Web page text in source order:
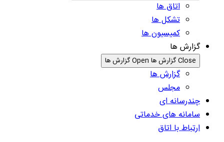
اتاق ها
تشکل ها
کمیسیون ها
گزارش ها
Close گزارش ها Open گزارش ها
گزارش ها
مجلس
چندرسانه ای
سامانه های خدماتی
ارتباط با اتاق